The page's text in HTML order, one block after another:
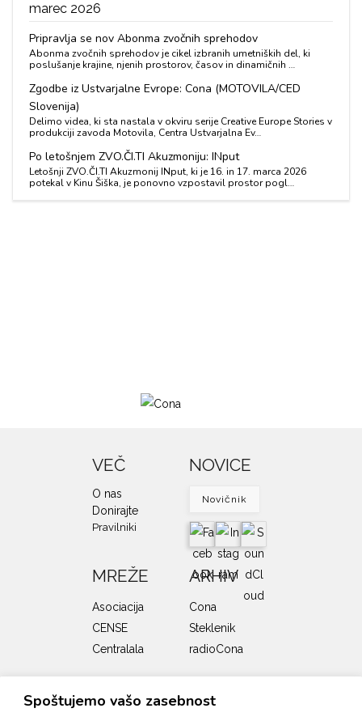
Spoštujemo vašo zasebnost
marec 2026
Pripravlja se nov Abonma zvočnih sprehodov
Abonma zvočnih sprehodov je cikel izbranih umetniških del, ki
poslušanje krajine, njenih prostorov, časov in dinamičnih …
Zgodbe iz Ustvarjalne Evrope: Cona (MOTOVILA/CED
Slovenija)
Delimo videa, ki sta nastala v okviru serije Creative Europe Stories v
produkciji zavoda Motovila, Centra Ustvarjalna Ev…
Po letošnjem ZVO.ČI.TI Akuzmoniju: INput
Letošnji ZVO.ČI.TI Akuzmonij INput, ki je 16. in 17. marca 2026
potekal v Kinu Šiška, je ponovno vzpostavil prostor pogl…
VEČ
O nas
Donirajte
Pravilniki
NOVICE
Novičnik
MREŽE
Asociacija
CENSE
Centralala
ARHIV
Cona
Steklenik
radioCona
SOFINANCERJI